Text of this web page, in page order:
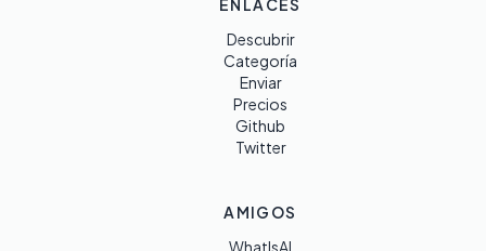
ENLACES
Descubrir
Categoría
Enviar
Precios
Github
Twitter
AMIGOS
WhatIsAI